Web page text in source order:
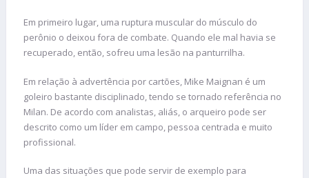
Em primeiro lugar, uma ruptura muscular do músculo do
perônio o deixou fora de combate. Quando ele mal havia se
recuperado, então, sofreu uma lesão na panturrilha.
Em relação à advertência por cartões, Mike Maignan é um
goleiro bastante disciplinado, tendo se tornado referência no
Milan. De acordo com analistas, aliás, o arqueiro pode ser
descrito como um líder em campo, pessoa centrada e muito
profissional.
Uma das situações que pode servir de exemplo para